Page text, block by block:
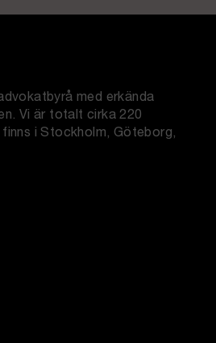
med erkända
Vi är totalt cirka 220
i Stockholm, Göteborg,